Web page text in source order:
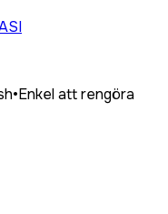
•Enkel att rengöra